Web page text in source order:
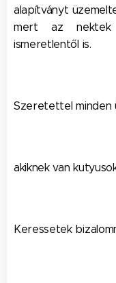
alapítványt
mert az nektek
ismeretlentől is.
Szeretettel minden
akiknek van
Keressetek